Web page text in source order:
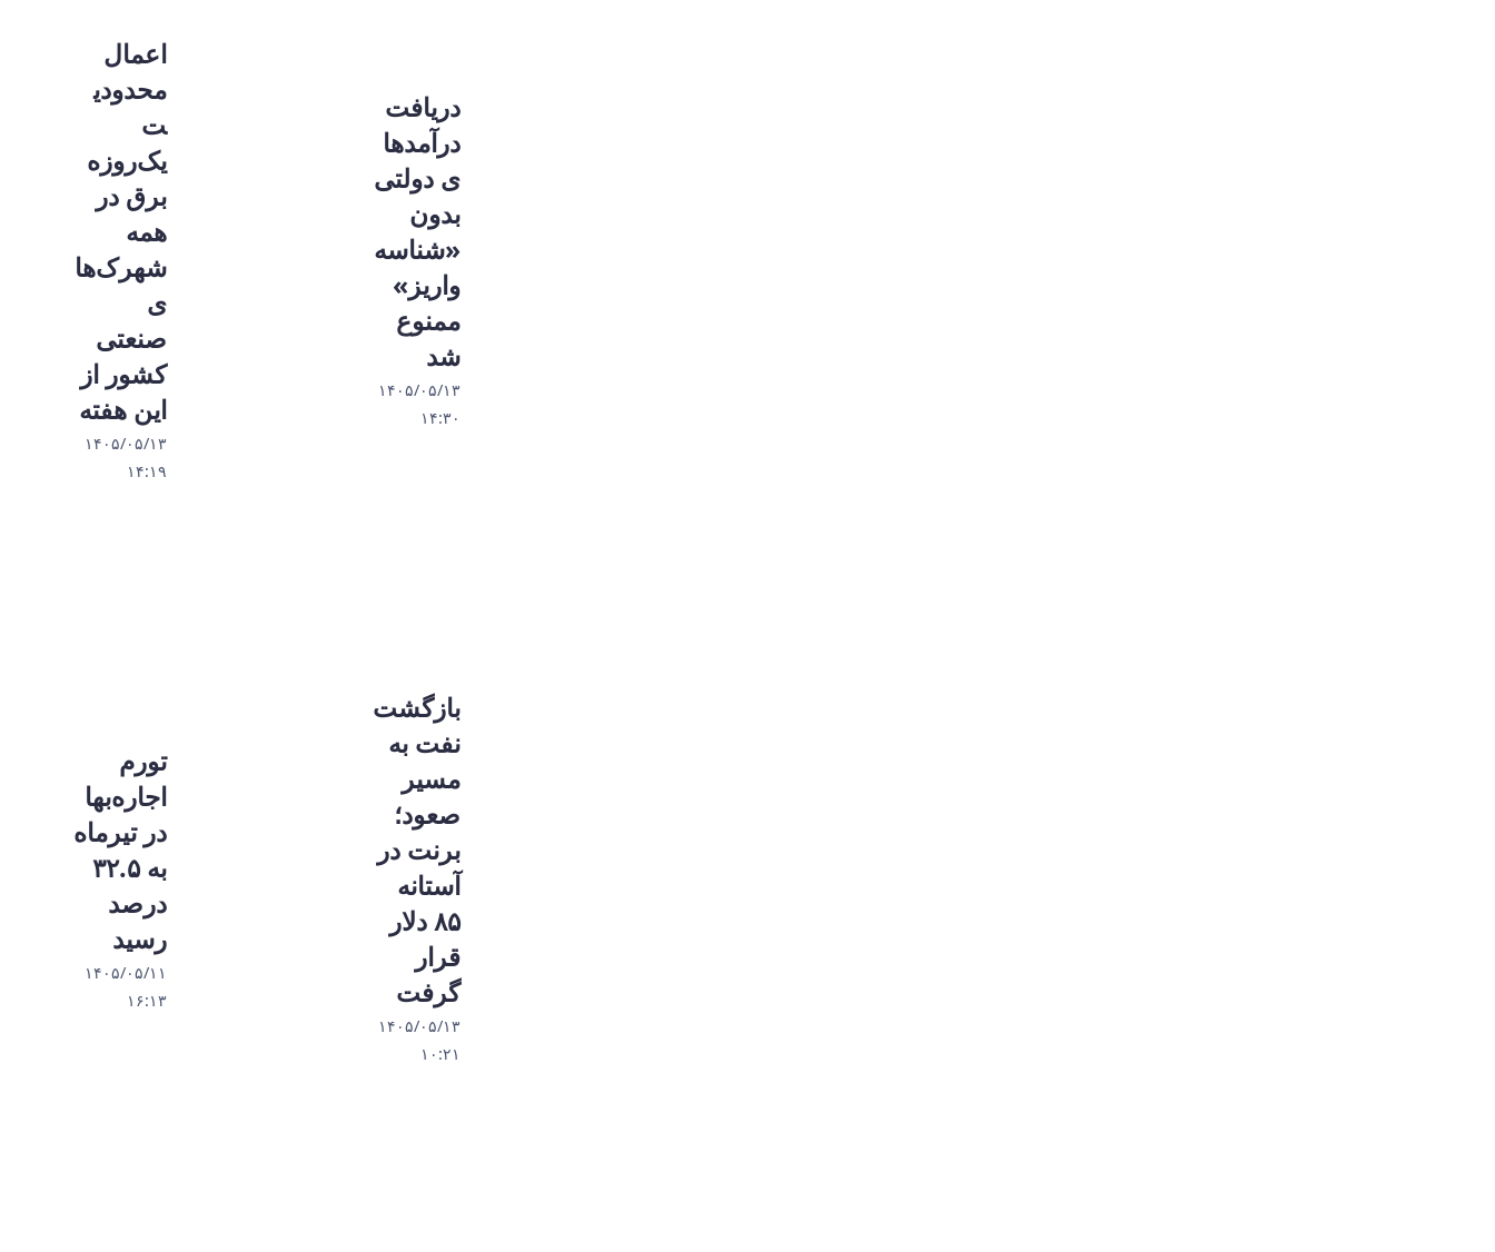
دریافت
درآمدها
ی دولتی
بدون
«شناسه
واریز»
ممنوع
شد
۱۴۰۵/۰۵/۱۳
۱۴:۳۰
اعمال
محدودی
ت
یک‌روزه
برق در
همه
شهرک‌ها
ی
صنعتی
کشور از
این هفته
۱۴۰۵/۰۵/۱۳
۱۴:۱۹
بازگشت
نفت به
مسیر
صعود؛
برنت در
آستانه
۸۵ دلار
قرار
گرفت
۱۴۰۵/۰۵/۱۳
۱۰:۲۱
تورم
اجاره‌بها
در تیرماه
به ۳۲.۵
درصد
رسید
۱۴۰۵/۰۵/۱۱
۱۶:۱۳